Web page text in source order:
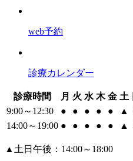
web予約
診療カレンダー
診療時間 月 火 水 木 金 土
9:00～12:30
● ● ● ● ● ▲
14:00～19:00 ● ● ● ● ● ▲
▲ 土日午後：14:00～18:00